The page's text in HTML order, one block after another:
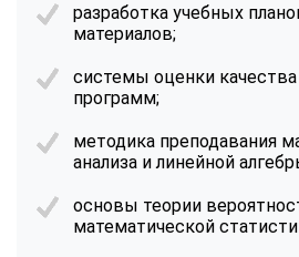
разработка учебных
материалов;
системы оценки
программ;
методика преподавания
анализа и линейной
основы теории
математической
online
Мессенджеры
Свяжитесь с нами через любой